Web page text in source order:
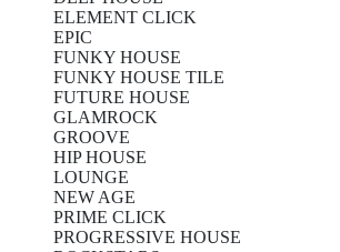
ELEMENT CLICK
EPIC
FUNKY HOUSE
FUNKY HOUSE TILE
FUTURE HOUSE
GLAMROCK
GROOVE
HIP HOUSE
LOUNGE
NEW AGE
PRIME CLICK
PROGRESSIVE HOUSE